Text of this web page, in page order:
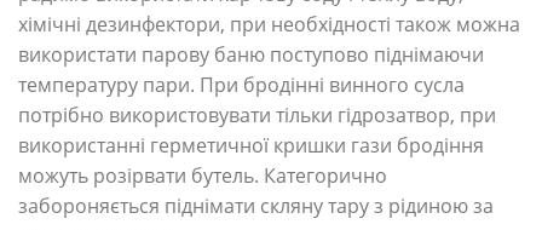
хімічні дезинфектори, при необхідності також можна
використати парову баню поступово піднімаючи
температуру пари. При бродінні винного сусла
потрібно використовувати тільки гідрозатвор, при
використанні герметичної кришки гази бродіння
можуть розірвати бутель. Категорично
забороняється піднімати скляну тару з рідиною за